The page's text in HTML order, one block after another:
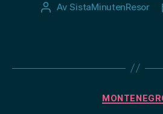
Inläggsförfattare
AvSistaMinutenResor